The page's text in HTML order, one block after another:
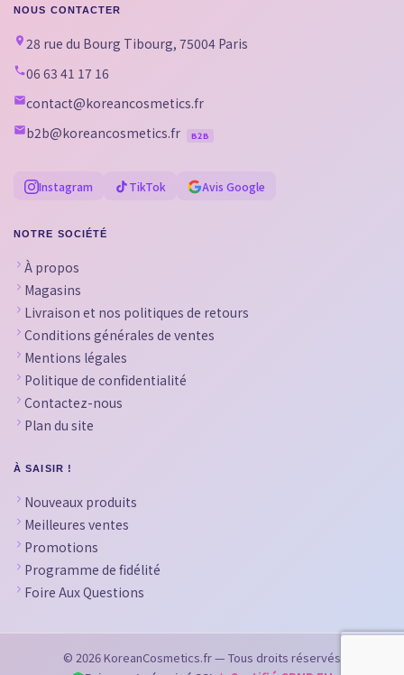
NOUS CONTACTER
28 rue du Bourg Tibourg, 75004 Paris
06 63 41 17 16
contact@koreancosmetics.fr
b2b@koreancosmetics.fr
B2B
Instagram TikTok Avis Google
NOTRE SOCIÉTÉ
À propos
Magasins
Livraison et nos politiques de retours
Conditions générales de ventes
Mentions légales
Politique de confidentialité
Contactez-nous
Plan du site
À SAISIR !
Nouveaux produits
Meilleures ventes
Promotions
Programme de fidélité
Foire Aux Questions
© 2026 KoreanCosmetics.fr — Tous droits réservés